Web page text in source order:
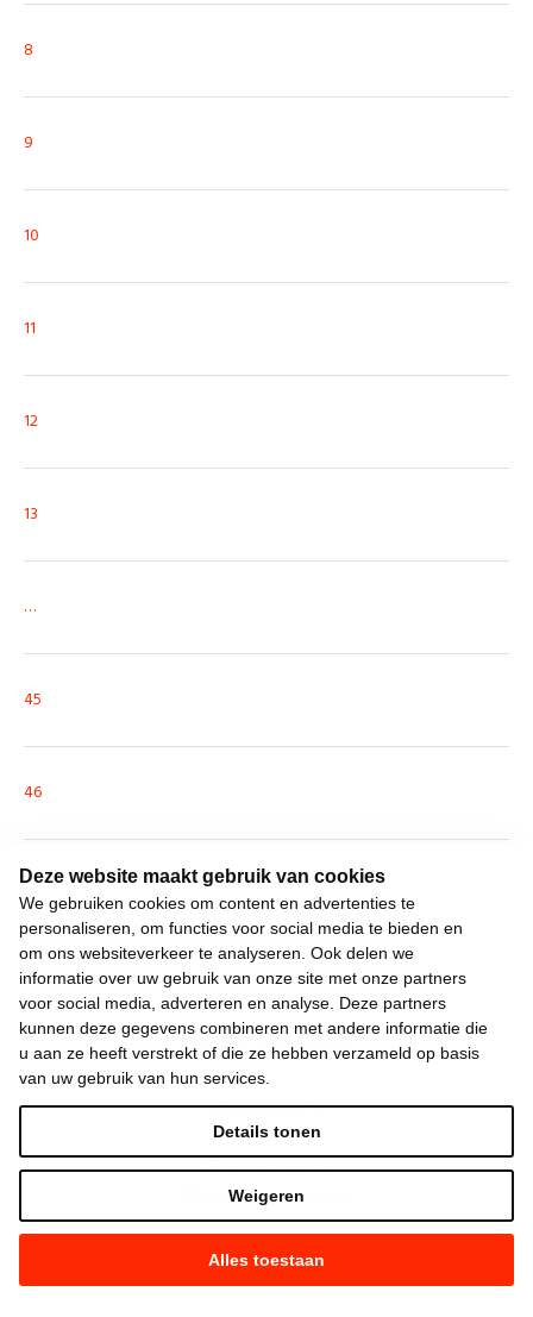
Deze website maakt gebruik van cookies
We gebruiken cookies om content en advertenties te
personaliseren, om functies voor social media te bieden en
om ons websiteverkeer te analyseren. Ook delen we
informatie over uw gebruik van onze site met onze partners
voor social media, adverteren en analyse. Deze partners
kunnen deze gegevens combineren met andere informatie die
u aan ze heeft verstrekt of die ze hebben verzameld op basis
van uw gebruik van hun services.
Alles toestaan
Weigeren
Details tonen
8
9
10
11
12
13
…
45
46
»
Keizerslaan 13
1000 Brussel
02 552 02 00
hallo@vooruit.org
Snel